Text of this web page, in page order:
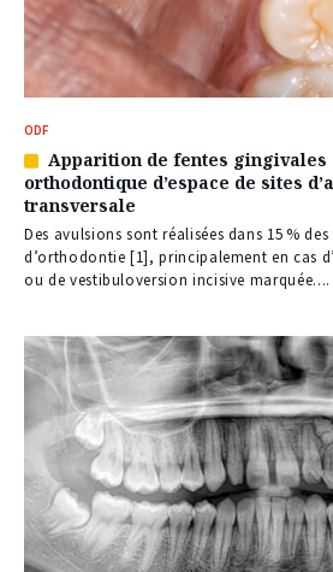
ODF
Article
réservé
à
nos
abonnés
Apparition de fentes
orthodontique d’espace de sites
transversale
Des avulsions sont réalisées dans 15 %
d’orthodontie [1], principalement en cas
ou de vestibuloversion incisive marquée....